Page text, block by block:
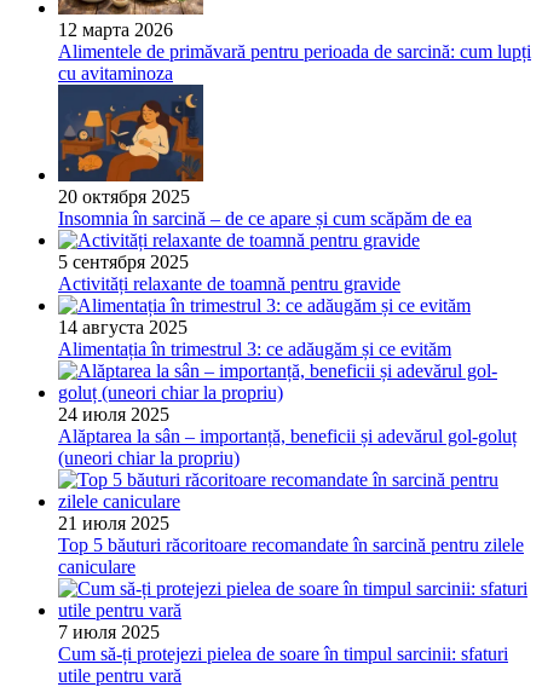
12 марта 2026
Alimentele de primăvară pentru perioada de sarcină: cum lupți
cu avitaminoza
20 октября 2025
Insomnia în sarcină – de ce apare și cum scăpăm de ea
5 сентября 2025
Activități relaxante de toamnă pentru gravide
14 августа 2025
Alimentația în trimestrul 3: ce adăugăm și ce evităm
24 июля 2025
Alăptarea la sân – importanță, beneficii și adevărul gol-goluț
(uneori chiar la propriu)
21 июля 2025
Top 5 băuturi răcoritoare recomandate în sarcină pentru zilele
caniculare
7 июля 2025
Cum să-ți protejezi pielea de soare în timpul sarcinii: sfaturi
utile pentru vară